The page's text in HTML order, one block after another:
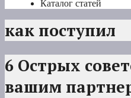
Каталог статей
как поступил
6 Острых
вашим